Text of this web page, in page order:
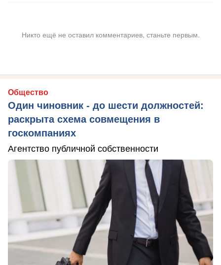
Никто ещё не оставил комментариев, станьте первым.
Общество
Один чиновник - до шести должностей:
раскрыта схема совмещения в
госкомпаниях
Агентство публичной собственности